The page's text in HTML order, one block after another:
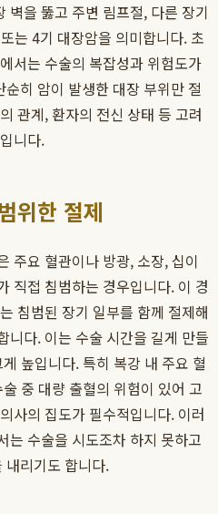
벽을 뚫고 주변 림프절, 다른 장기
는 4기 대장암을 의미합니다. 초
서는 수술의 복잡성과 위험도가
히 암이 발생한 대장 부위만 절
관계, 환자의 전신 상태 등 고려
니다.
위한 절제
주요 혈관이나 방광, 소장, 십이
직접 침범하는 경우입니다. 이 경
침범된 장기 일부를 함께 절제해
니다. 이는 수술 시간을 길게 만들
높입니다. 특히 복강 내 주요 혈
중 대량 출혈의 위험이 있어 고
사의 집도가 필수적입니다. 이러
는 수술을 시도조차 하지 못하고
내리기도 합니다.